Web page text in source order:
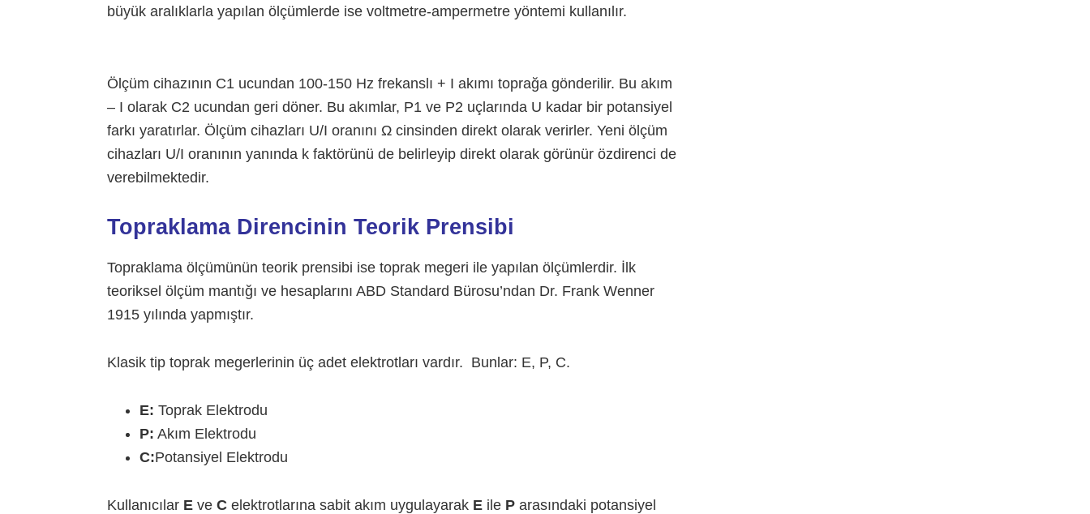
büyük aralıklarla yapılan ölçümlerde ise voltmetre-ampermetre yöntemi kullanılır.
Ölçüm cihazının C1 ucundan 100-150 Hz frekanslı + I akımı toprağa gönderilir. Bu akım
– I olarak C2 ucundan geri döner. Bu akımlar, P1 ve P2 uçlarında U kadar bir potansiyel
farkı yaratırlar. Ölçüm cihazları U/I oranını Ω cinsinden direkt olarak verirler. Yeni ölçüm
cihazları U/I oranının yanında k faktörünü de belirleyip direkt olarak görünür özdirenci de
verebilmektedir.
Topraklama Direncinin Teorik Prensibi
Topraklama ölçümünün teorik prensibi ise toprak megeri ile yapılan ölçümlerdir. İlk
teoriksel ölçüm mantığı ve hesaplarını ABD Standard Bürosu’ndan Dr. Frank Wenner
1915 yılında yapmıştır.
Klasik tip toprak megerlerinin üç adet elektrotları vardır. Bunlar: E, P, C.
E: Toprak Elektrodu
P: Akım Elektrodu
C:Potansiyel Elektrodu
Kullanıcılar E ve C elektrotlarına sabit akım uygulayarak E ile P arasındaki potansiyel